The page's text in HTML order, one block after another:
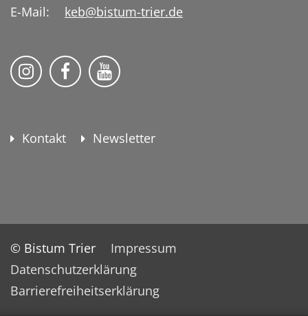
E-Mail:
keb@bistum-trier.de
KEB Bildung Leben auf Instagram
KEB Bildung Leben auf Facebook
KEB Bildung Leben auf
Kontakt Newsletter
© Bistum Trier
Impressum
Datenschutzerklärung
Barrierefreiheitserklärung